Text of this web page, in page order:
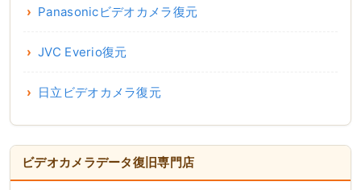
Panasonicビデオカメラ復元
JVC Everio復元
日立ビデオカメラ復元
ビデオカメラデータ復旧専門店